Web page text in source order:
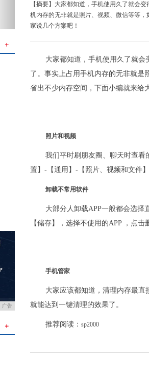
＋
广告
＋
【摘要】大家都知道，手机使用久了就会
机内存的无非就是照片、视频、微信等等
家说几个方案吧！
大家都知道，手机使用久了就会
了。事实上占用手机内存的无非就是
省出不少内存空间，下面小编就来给
照片和视频
我们平时刷朋友圈、聊天时查看
置】-【通用】-【照片、视频和文件
卸载不常用软件
大部分人卸载APP一般都会选
【储存】，选择不使用的APP ，点击
手机管家
大家应该都知道，清理内存最直
就能达到一键清理的效果了。
推荐阅读： sp2000